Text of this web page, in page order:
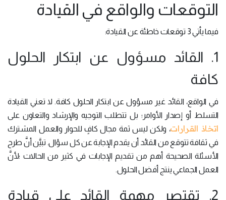
التوقعات والواقع في القيادة
فيما يأتي 3 توقعات خاطئة عن القيادة:
1. القائد مسؤول عن ابتكار الحلول
كافة
في الواقع، القائد غير مسؤول عن ابتكار الحلول كافة. لا تعني القيادة
التسلط أو إصدار الأوامر؛ بل تتطلب التوجيه والإرشاد والتعاون على
اتخاذ القرارات، ولكن ليس ثمة مجال كافٍ للحوار والعمل المشترك
في ثقافة تتوقع من القائد أن يقدم الإجابة عن كل سؤال. تبيَّن أنَّ طرح
الأسئلة الصحيحة أهم من تقديم الإجابات في كثير من الحالات ؛لأنَّ
العمل الجماعي ينتج أفضل الحلول.
2. تقتصر مهمة القائد على قيادة